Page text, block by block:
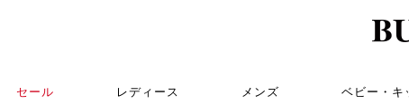
セール レディース メンズ ベビー・キ